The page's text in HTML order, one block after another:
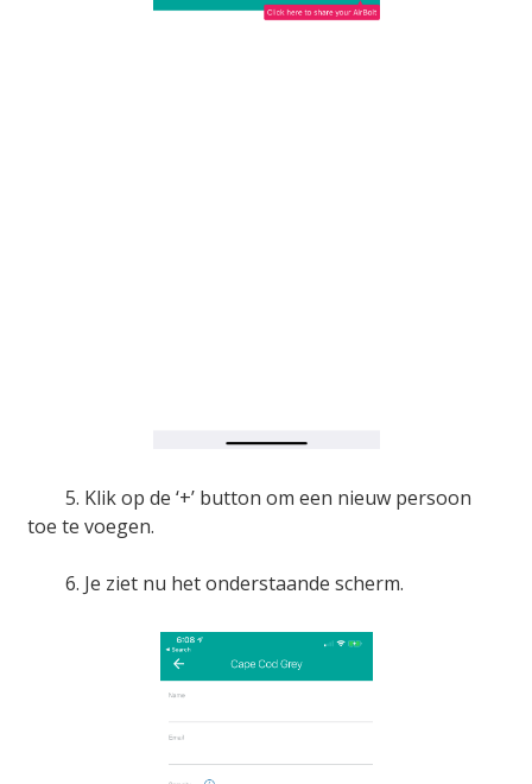
5. Klik op de ‘+’ button om een nieuw persoon
toe te voegen.
6. Je ziet nu het onderstaande scherm.